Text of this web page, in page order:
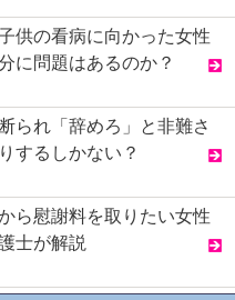
供の看病に向かった女性
に問題はあるのか？
られ「辞めろ」と非難さ
するしかない？
ら慰謝料を取りたい女性
士が解説